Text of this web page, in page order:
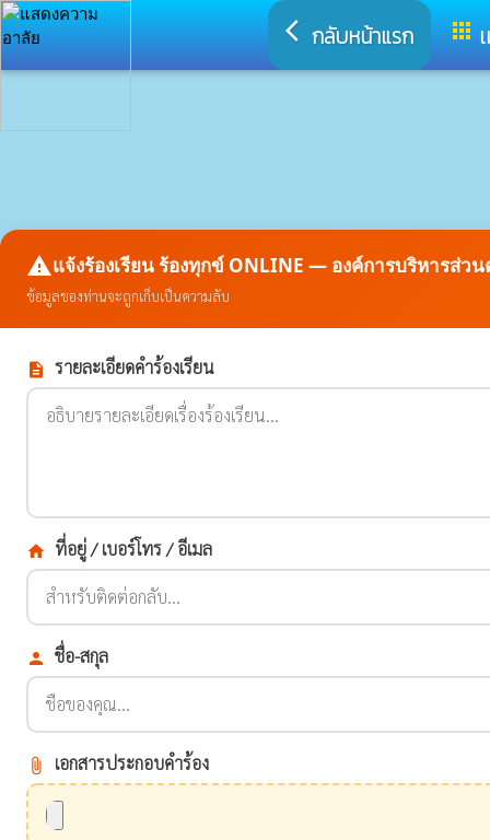
arrow_back_ios กลับหน้าแรก apps
report_problemแจ้งร้องเรียน ร้องทุกข์ ONLINE — องค์การบริหารส่ว
ข้อมูลของท่านจะถูกเก็บเป็นความลับ
description รายละเอียดคำร้องเรียน
home ที่อยู่ / เบอร์โทร / อีเมล
person ชื่อ-สกุล
attach_file เอกสารประกอบคำร้อง